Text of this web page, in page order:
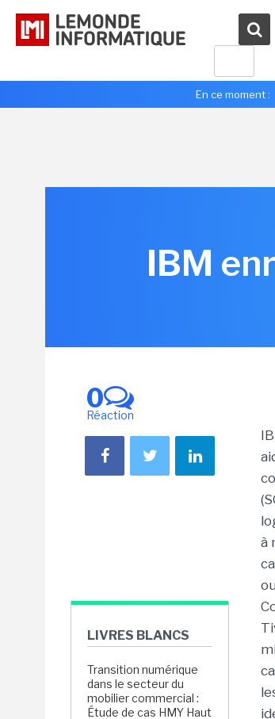
En ce moment :
IBM
0
Réaction
LIVRES BLANCS
Transition numérique
dans le secteur du
mobilier commercial :
Étude de cas HMY Haut
à